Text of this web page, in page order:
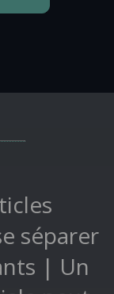
séparer
| Un